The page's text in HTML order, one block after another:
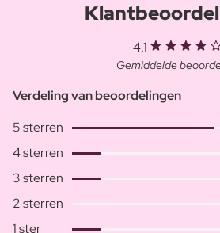
4,1
Gemiddelde
Verdeling van beoordelingen
5 sterren
4 sterren
3 sterren
2 sterren
1 ster